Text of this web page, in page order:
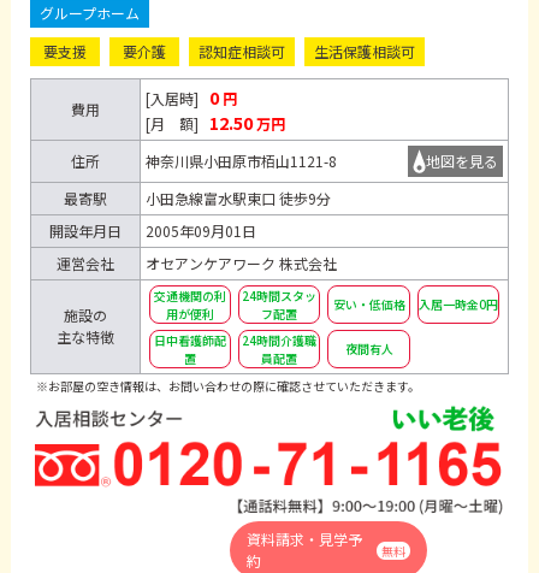
グループホーム
要支援
要介護 認知症相談可 生活保護相談可
費用
[入居時] 0 円
[月 額]
12.50万円
住所
神奈川県小田原市栢山1121-8
地図を見る
最寄駅
小田急線富水駅東口 徒歩9分
開設年月日
2005年09月01日
運営会社
オセアンケアワーク 株式会社
施設の
主な特徴
交通機関の利
用が便利
24時間スタッ
フ配置
安い・低価格
入居一時金0円
日中看護師配
置
24時間介護職
員配置
夜間有人
※お部屋の空き情報は、お問い合わせの際に確認させていただきます。
資料請求・見学予
約
無料